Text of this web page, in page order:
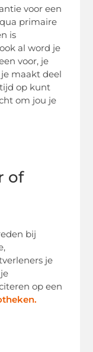
voor een
primaire
is
al word je
voor, je
maakt deel
op kunt
om jou je
of
bij
je
op een